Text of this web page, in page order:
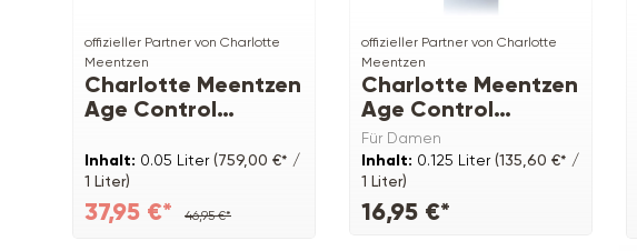
offizieller Partner von Charlotte
Meentzen
Charlotte Meentzen
Age Control
Tagespflege
Inhalt: 0.05 Liter(759,00 €* /
1 Liter)
37,95 €* 46,95 €*
offizieller Partner von Charlotte
Meentzen
Charlotte Meentzen
Age Control
Gesichtstonic
Für Damen
Inhalt: 0.125 Liter(135,60 €* /
1 Liter)
16,95 €*